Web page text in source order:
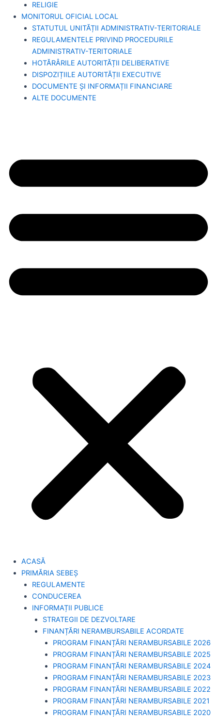
RELIGIE
MONITORUL OFICIAL LOCAL
STATUTUL UNITĂȚII ADMINISTRATIV-TERITORIALE
REGULAMENTELE PRIVIND PROCEDURILE
ADMINISTRATIV-TERITORIALE
HOTĂRÂRILE AUTORITĂȚII DELIBERATIVE
DISPOZIȚIILE AUTORITĂȚII EXECUTIVE
DOCUMENTE ȘI INFORMAȚII FINANCIARE
ALTE DOCUMENTE
ACASĂ
PRIMĂRIA SEBEȘ
REGULAMENTE
CONDUCEREA
INFORMAȚII PUBLICE
STRATEGII DE DEZVOLTARE
FINANȚĂRI NERAMBURSABILE ACORDATE
PROGRAM FINANȚĂRI NERAMBURSABILE 2026
PROGRAM FINANȚĂRI NERAMBURSABILE 2025
PROGRAM FINANȚĂRI NERAMBURSABILE 2024
PROGRAM FINANȚĂRI NERAMBURSABILE 2023
PROGRAM FINANȚĂRI NERAMBURSABILE 2022
PROGRAM FINANȚĂRI NERAMBURSABILE 2021
PROGRAM FINANȚĂRI NERAMBURSABILE 2020